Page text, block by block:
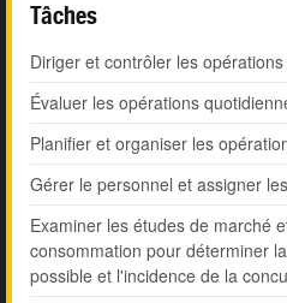
Tâches
Diriger et contrôler les
Évaluer les opérations
Planifier et organiser les
Gérer le personnel et assigner
Examiner les études de marché
consommation pour déterminer
possible et l'incidence de la